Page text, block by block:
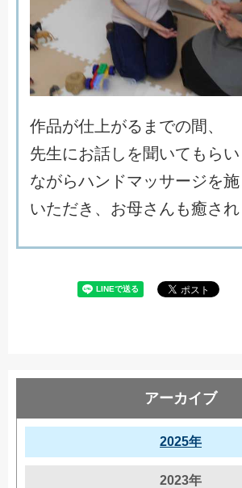
作品が仕 上がる ま での間、
先生にお話し を聞いて も らい
ながらハン ドマ ッサージを施
いただき 、 お母さ んも癒さ れ
アーカイブ
2025年
2023年